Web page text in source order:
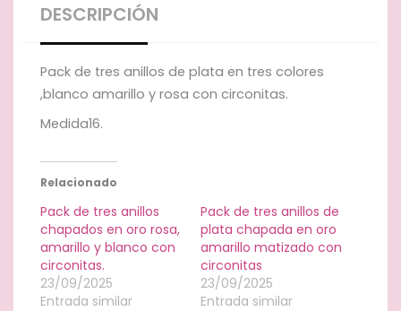
circonitas
cantidad
DESCRIPCIÓN
Pack de tres anillos de plata en tres colores
,blanco amarillo y rosa con circonitas.
Medida16.
Relacionado
Pack de tres anillos
chapados en oro rosa,
amarillo y blanco con
circonitas.
23/09/2025
Entrada similar
Pack de tres anillos de
plata chapada en oro
amarillo matizado con
circonitas
23/09/2025
Entrada similar